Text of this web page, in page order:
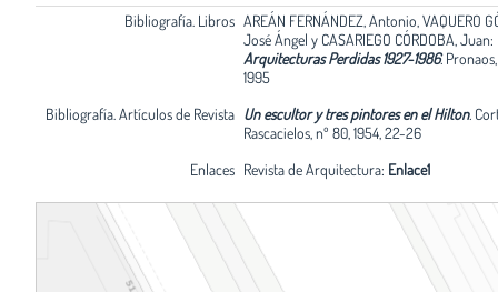
Bibliografía. Libros AREÁN FERNÁNDEZ, Antonio, VAQUERO
José Ángel y CASARIEGO CÓRDOBA, Juan:
Arquitecturas Perdidas 1927-1986.
1995
Bibliografía. Artículos de Revista Un escultor y tres pintores en el Hilton.
Rascacielos, nº 80, 1954, 22-26
Enlaces Revista de Arquitectura: Enlace1